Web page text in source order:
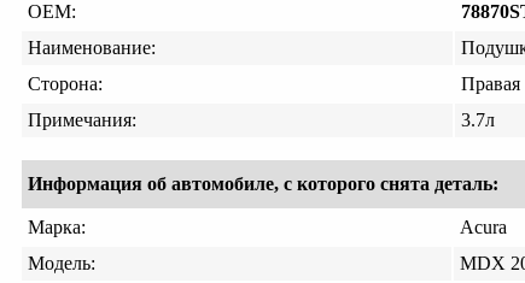
OEM:
Наименование:
Сторона:
Правая
Примечания:
3.7л
Информация об автомобиле, с которого снята деталь:
Марка:
Acura
Модель:
MDX